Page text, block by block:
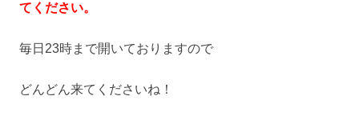
てください。
毎日23時まで開いておりますので
どんどん来てくださいね！